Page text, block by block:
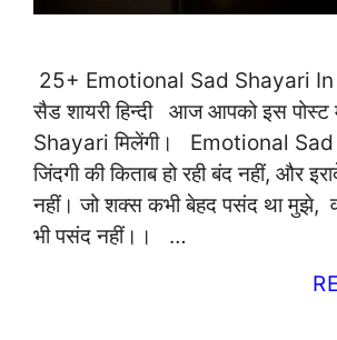
25+ Emotional Sad Shayari
सैड शायरी हिन्दी आज आपको इस
Shayari मिलेंगी। Emotional
जिंदगी की किताब हो रही बंद नहीं, और
नहीं। जो शक्स कभी बेहद पसंद था मुझे,
भी पसंद नहीं।। …